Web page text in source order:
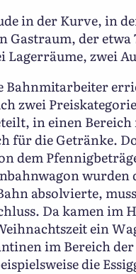
in der Kurve, in
Gastraum, der
Lagerräume, zwei
zwei
in einen
für die Getränke.
dem
absolvierte,
Da kamen
ein
im Bereich
die